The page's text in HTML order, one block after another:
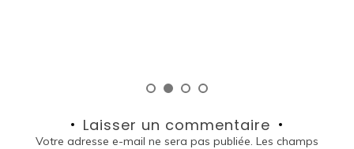
Laisser un commentaire
Votre adresse e-mail ne sera pas publiée. Les champs